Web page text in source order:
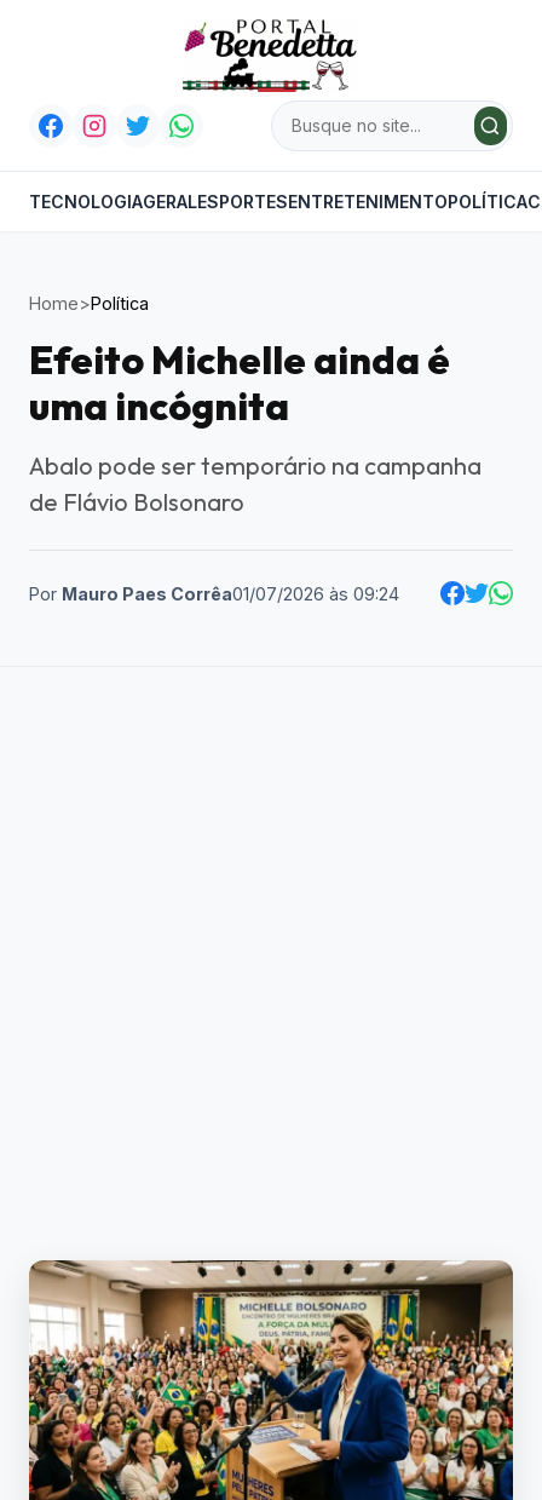
TECNOLOGIAGERALESPORTESENTRETENIMENTOPOLÍTICA
Home>Política
Efeito Michelle ainda é
uma incógnita
Abalo pode ser temporário na campanha
de Flávio Bolsonaro
Por Mauro Paes Corrêa01/07/2026 às 09:24